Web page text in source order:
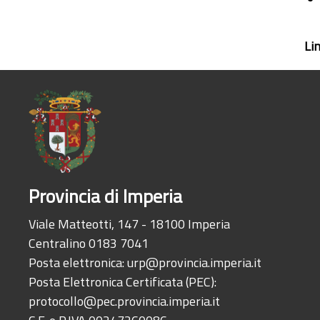
Provincia di Imperia
Viale Matteotti, 147 - 18100 Imperia
Centralino 0183 7041
Posta elettronica:urp@provincia.imperia.it
Posta Elettronica Certificata (PEC):
protocollo@pec.provincia.imperia.it